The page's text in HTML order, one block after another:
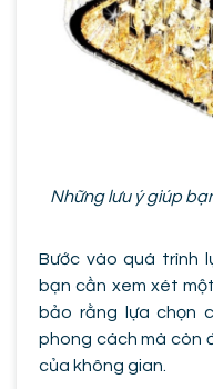
Những lưu ý giúp
Bước vào quá trình
bạn cần xem xét
bảo rằng lựa chọn
phong cách mà còn
của không gian.